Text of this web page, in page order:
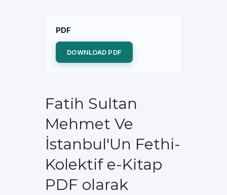
PDF
DOWNLOAD PDF
Fatih Sultan
Mehmet Ve
İstanbul'Un Fethi-
Kolektif e-Kitap
PDF olarak